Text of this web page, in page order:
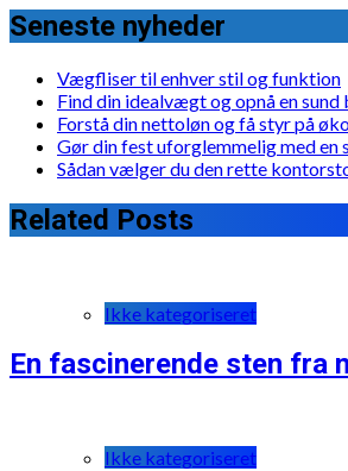
Seneste nyheder
Vægfliser til enhver stil og funktion
Find din idealvægt og opnå en sund
Forstå din nettoløn og få styr på
Gør din fest uforglemmelig med en
Sådan vælger du den rette
Related Posts
Ikke kategoriseret
En fascinerende sten fra
Ikke kategoriseret